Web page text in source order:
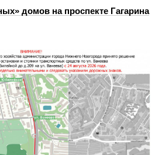
домов на проспекте Гагарина